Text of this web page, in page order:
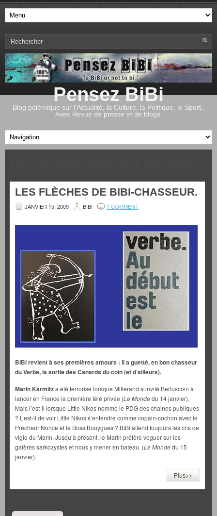
Pensez BiBi
Blog polémique sur l'Actualité, la Culture, la Politique, le Sport,.
Avec Revue de presse et de blogs.
LES FLÈCHES DE BIBI-CHASSEUR.
JANVIER 15, 2009 BIBI 1 COMMENT
BiBi revient à ses premières amours : il a guetté, en bon chasseur
du Verbe, la sortie des Canards du coin (et d’ailleurs).
Marin Karmitza été terrorisé lorsque Mitterand a invité Berlusconi à
lancer en France la première télé privée (Le Mondedu 14 janvier).
Mais l’est-il lorsque Little Nikos nomme le PDG des chaines publiques
? L’est-il de voir Little Nikos s’entendre comme copain-cochon avec le
Prêcheur Nonce et le Boss Bouygues ? BiBi attend toujours les cris de
vigie du Marin. Jusqu’à présent, le Marin préfère voguer sur les
galères sarkozystes et nous y mener en bateau. (Le Mondedu 15
janvier).
Plus>>